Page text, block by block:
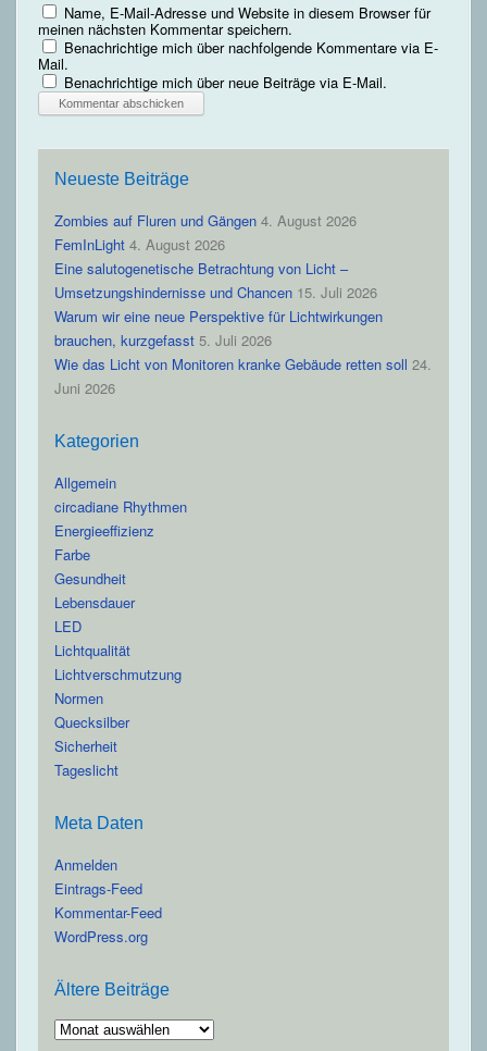
Name, E-Mail-Adresse und Website in diesem Browser für
meinen nächsten Kommentar speichern.
Benachrichtige mich über nachfolgende Kommentare via E-
Mail.
Benachrichtige mich über neue Beiträge via E-Mail.
Neueste Beiträge
Zombies auf Fluren und Gängen 4. August 2026
FemInLight 4. August 2026
Eine salutogenetische Betrachtung von Licht –
Umsetzungshindernisse und Chancen 15. Juli 2026
Warum wir eine neue Perspektive für Lichtwirkungen
brauchen, kurzgefasst 5. Juli 2026
Wie das Licht von Monitoren kranke Gebäude retten soll 24.
Juni 2026
Kategorien
Allgemein
circadiane Rhythmen
Energieeffizienz
Farbe
Gesundheit
Lebensdauer
LED
Lichtqualität
Lichtverschmutzung
Normen
Quecksilber
Sicherheit
Tageslicht
Meta Daten
Anmelden
Eintrags-Feed
Kommentar-Feed
WordPress.org
Ältere Beiträge
Ältere
Beiträge